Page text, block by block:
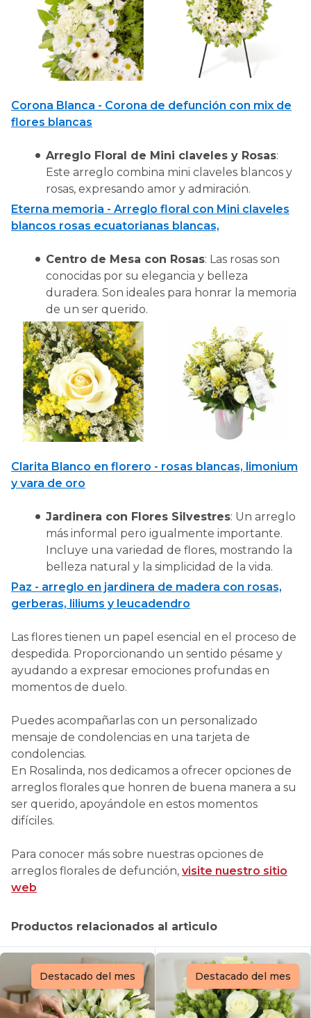
Corona Blanca - Corona de defunción con mix de
flores blancas
Arreglo Floral de Mini claveles y Rosas:
Este arreglo combina mini claveles blancos y
rosas, expresando amor y admiración.
Eterna memoria - Arreglo floral con Mini claveles
blancos rosas ecuatorianas blancas,
Centro de Mesa con Rosas: Las rosas son
conocidas por su elegancia y belleza
duradera. Son ideales para honrar la memoria
de un ser querido.
Clarita Blanco en florero - rosas blancas, limonium
y vara de oro
Jardinera con Flores Silvestres: Un arreglo
más informal pero igualmente importante.
Incluye una variedad de flores, mostrando la
belleza natural y la simplicidad de la vida.
Paz - arreglo en jardinera de madera con rosas,
gerberas, liliums y leucadendro
Las flores tienen un papel esencial en el proceso de
despedida. Proporcionando un sentido pésame y
ayudando a expresar emociones profundas en
momentos de duelo.
Puedes acompañarlas con un personalizado
mensaje de condolencias en una tarjeta de
condolencias.
En Rosalinda, nos dedicamos a ofrecer opciones de
arreglos florales que honren de buena manera a su
ser querido, apoyándole en estos momentos
difíciles.
Para conocer más sobre nuestras opciones de
arreglos florales de defunción, visite nuestro sitio
web
Productos relacionados al articulo
Destacado del mes Destacado del mes